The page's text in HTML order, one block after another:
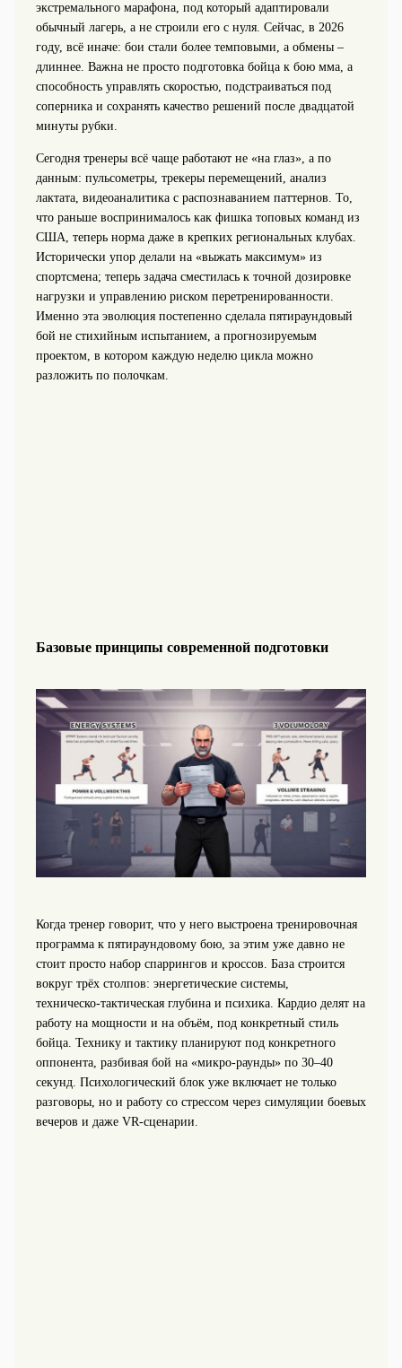
экстремального марафона, под который адаптировали
обычный лагерь, а не строили его с нуля. Сейчас, в 2026
году, всё иначе: бои стали более темповыми, а обмены –
длиннее. Важна не просто подготовка бойца к бою мма, а
способность управлять скоростью, подстраиваться под
соперника и сохранять качество решений после двадцатой
минуты рубки.
Сегодня тренеры всё чаще работают не «на глаз», а по
данным: пульсометры, трекеры перемещений, анализ
лактата, видеоаналитика с распознаванием паттернов. То,
что раньше воспринималось как фишка топовых команд из
США, теперь норма даже в крепких региональных клубах.
Исторически упор делали на «выжать максимум» из
спортсмена; теперь задача сместилась к точной дозировке
нагрузки и управлению риском перетренированности.
Именно эта эволюция постепенно сделала пятираундовый
бой не стихийным испытанием, а прогнозируемым
проектом, в котором каждую неделю цикла можно
разложить по полочкам.
Базовые принципы современной подготовки
Когда тренер говорит, что у него выстроена тренировочная
программа к пятираундовому бою, за этим уже давно не
стоит просто набор спаррингов и кроссов. База строится
вокруг трёх столпов: энергетические системы,
техническо‑тактическая глубина и психика. Кардио делят на
работу на мощности и на объём, под конкретный стиль
бойца. Технику и тактику планируют под конкретного
оппонента, разбивая бой на «микро-раунды» по 30–40
секунд. Психологический блок уже включает не только
разговоры, но и работу со стрессом через симуляции боевых
вечеров и даже VR-сценарии.